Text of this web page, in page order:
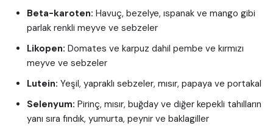
Beta-karoten: Havuç, bezelye, ıspanak ve mango gibi
parlak renkli meyve ve sebzeler
Likopen: Domates ve karpuz dahil pembe ve kırmızı
meyve ve sebzeler
Lutein: Yeşil, yapraklı sebzeler, mısır, papaya ve portakal
Selenyum: Pirinç, mısır, buğday ve diğer kepekli tahılların
yanı sıra fındık, yumurta, peynir ve baklagiller